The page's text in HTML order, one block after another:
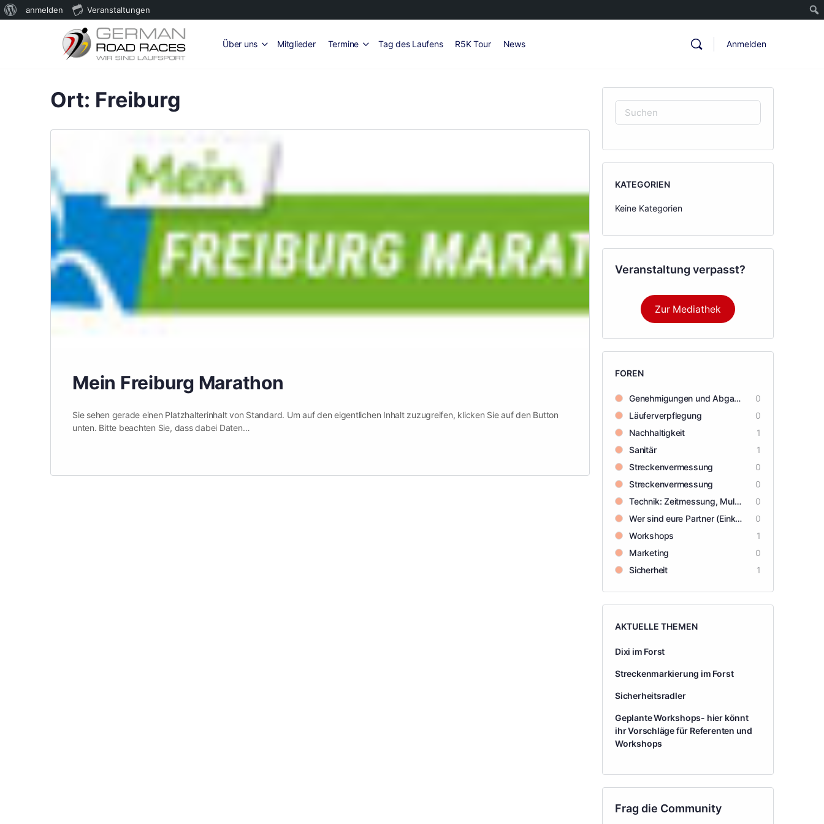
Über
anmelden Veranstaltungen
Über uns Mitglieder Termine Tag des Laufens R5K Tour News Anmelden
Ort: Freiburg
Mein Freiburg Marathon
Sie sehen gerade einen Platzhalterinhalt von Standard. Um auf den eigentlichen Inhalt zuzugreifen, klicken Sie auf den Button
unten. Bitte beachten Sie, dass dabei Daten…
SUCHEN
NACH:
KATEGORIEN
Keine Kategorien
Veranstaltung verpasst?
Zur Mediathek
FOREN
Genehmigungen und Abgaben
0
Läuferverpflegung
0
Nachhaltigkeit
1
Sanitär
1
Streckenvermessung
0
Streckenvermessung
0
Technik: Zeitmessung, Multimedia, Beschallung usw.
0
Wer sind eure Partner (Einkauftips)
0
Workshops
1
Marketing
0
Sicherheit
1
AKTUELLE THEMEN
Dixi im Forst
Streckenmarkierung im Forst
Sicherheitsradler
Geplante Workshops- hier könnt
ihr Vorschläge für Referenten und
Workshops
Frag die Community